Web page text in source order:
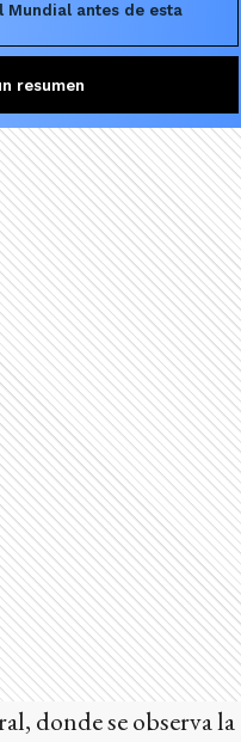
Mundial antes de esta
resumen
donde se observa la